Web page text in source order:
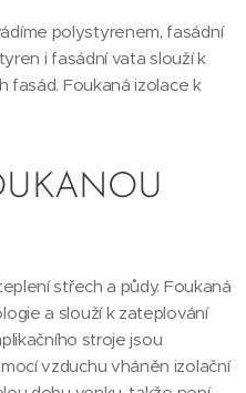
polystyrenem, fasádní
i fasádní vata slouží k
fasád. Foukaná izolace k
střech a půdy. Foukaná
a slouží k zateplování
stroje jsou
vzduchu vháněn izolační